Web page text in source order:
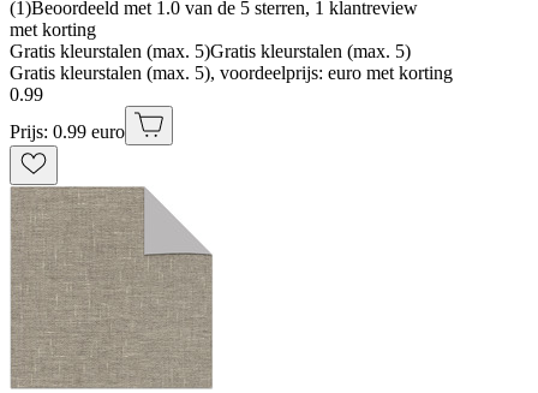
(1)Beoordeeld met 1.0 van de 5 sterren, 1 klantreview
met korting
Gratis kleurstalen (max. 5)Gratis kleurstalen (max. 5)
Gratis kleurstalen (max. 5), voordeelprijs: euro met korting
0.99
Prijs: 0.99 euro